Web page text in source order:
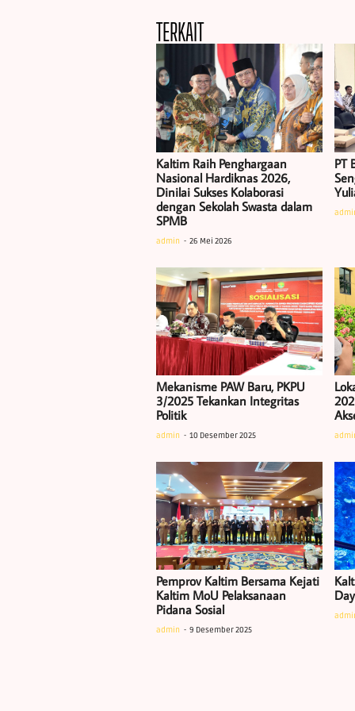
TERKAIT
Kaltim Raih Penghargaan
Nasional Hardiknas 2026,
Dinilai Sukses Kolaborasi
dengan Sekolah Swasta dalam
SPMB
admin 26 Mei 2026
PT
Mekanisme PAW Baru, PKPU
3/2025 Tekankan Integritas
Politik
admin 10 Desember 2025
Pemprov Kaltim Bersama Kejati
Kaltim MoU Pelaksanaan
Pidana Sosial
admin 9 Desember 2025